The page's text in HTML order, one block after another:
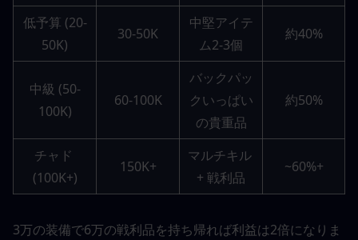
低予算 (20-
50K)
30-50K
中堅アイテ
ム2-3個
約40%
中級 (50-
100K)
60-100K
バックパッ
クいっぱい
の貴重品
約50%
チャド
(100K+)
150K+
マルチキル
+ 戦利品
~60%+
3万の装備で6万の戦利品を持ち帰れば利益は2倍になりま